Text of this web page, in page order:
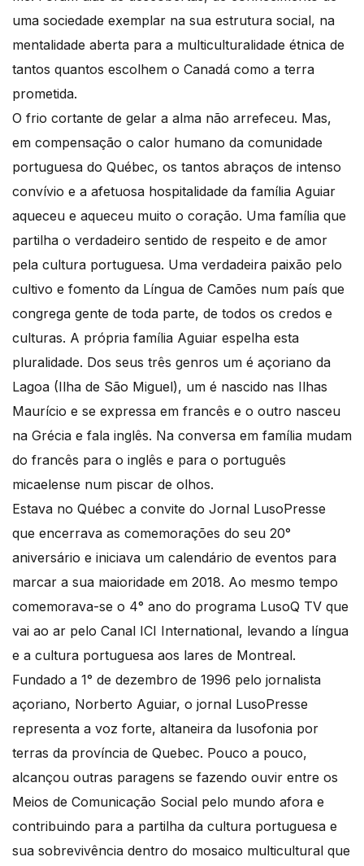
uma sociedade exemplar na sua estrutura social, na
mentalidade aberta para a multiculturalidade étnica de
tantos quantos escolhem o Canadá como a terra
prometida.
O frio cortante de gelar a alma não arrefeceu. Mas,
em compensação o calor humano da comunidade
portuguesa do Québec, os tantos abraços de intenso
convívio e a afetuosa hospitalidade da família Aguiar
aqueceu e aqueceu muito o coração. Uma família que
partilha o verdadeiro sentido de respeito e de amor
pela cultura portuguesa. Uma verdadeira paixão pelo
cultivo e fomento da Língua de Camões num país que
congrega gente de toda parte, de todos os credos e
culturas. A própria família Aguiar espelha esta
pluralidade. Dos seus três genros um é açoriano da
Lagoa (Ilha de São Miguel), um é nascido nas Ilhas
Maurício e se expressa em francês e o outro nasceu
na Grécia e fala inglês. Na conversa em família mudam
do francês para o inglês e para o português
micaelense num piscar de olhos.
Estava no Québec a convite do Jornal LusoPresse
que encerrava as comemorações do seu 20°
aniversário e iniciava um calendário de eventos para
marcar a sua maioridade em 2018. Ao mesmo tempo
comemorava-se o 4° ano do programa LusoQ TV que
vai ao ar pelo Canal ICI International, levando a língua
e a cultura portuguesa aos lares de Montreal.
Fundado a 1° de dezembro de 1996 pelo jornalista
açoriano, Norberto Aguiar, o jornal LusoPresse
representa a voz forte, altaneira da lusofonia por
terras da província de Quebec. Pouco a pouco,
alcançou outras paragens se fazendo ouvir entre os
Meios de Comunicação Social pelo mundo afora e
contribuindo para a partilha da cultura portuguesa e
sua sobrevivência dentro do mosaico multicultural que